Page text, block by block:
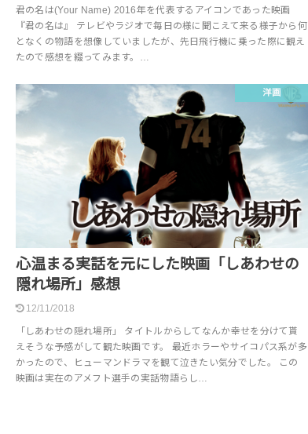
君の名は(Your Name) 2016年を代表するアイコンであった映画
『君の名は』 テレビやラジオで毎日の様に聞こえて来る様子から何
となくの物語を想像していましたが、先日飛行機に乗った際に観え
たので感想を綴ってみます。…
洋画
心温まる実話を元にした映画「しあわせの
隠れ場所」感想
12/11/2018
「しあわせの隠れ場所」 タイトルからしてなんか幸せを分けて貰
えそうな予感がして観た映画です。 最近ホラーやサイコパス系が多
かったので、ヒューマンドラマを観て泣きたい気分でした。 この
映画は実在のアメフト選手の実話物語らし…